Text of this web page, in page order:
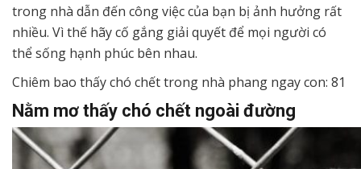
trong nhà dẫn đến công việc của bạn bị ảnh hưởng rất
nhiều. Vì thế hãy cố gắng giải quyết để mọi người có
thể sống hạnh phúc bên nhau.
Chiêm bao thấy chó chết trong nhà phang ngay con: 81
Nằm mơ thấy chó chết ngoài đường